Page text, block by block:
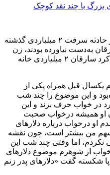
چند روز قبل در حالی که یکسال از حادثه سرقت ۲ میلیاردی گذشته
به‌دست نیاورده بودند، زن
جوانی به اداره پلیس رفت و اعلام کرد سارقان ۲ میلیاردی خانه
قبل همراه یکی از
و این موضوع را چند شب
در خواب حرف بزند و این
او همیشه درخواب صحبت
او درخواب درباره دلارهای
من بیشتر است، چون نقشه
نکردم، اما وقتی چند شب این
از شوهرم موضوع دلارهای
شکسته گفت «دلارهای پدر زنم